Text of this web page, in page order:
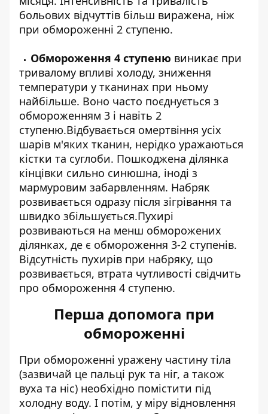
больових відчуттів більш виражена, ніж
при обмороженні 2 ступеню.
Обмороження 4 ступеню виникає при
тривалому впливі холоду, зниження
температури у тканинах при ньому
найбільше. Воно часто поєднується з
обмороженням 3 і навіть 2
ступеню.Відбувається омертвіння усіх
шарів м'яких тканин, нерідко уражаються
кістки та суглоби. Пошкоджена ділянка
кінцівки сильно синюшна, іноді з
мармуровим забарвленням. Набряк
розвивається одразу після зігрівання та
швидко збільшується.Пухирі
розвиваються на менш обморожених
ділянках, де є обмороження 3-2 ступенів.
Відсутність пухирів при набряку, що
розвивається, втрата чутливості свідчить
про обмороження 4 ступеню.
Перша допомога при
обмороженні
При обмороженні уражену частину тіла
(зазвичай це пальці рук та ніг, а також
вуха та ніс) необхідно помістити під
холодну воду. І потім, у міру відновлення